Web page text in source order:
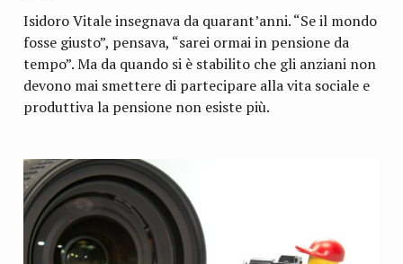
Isidoro Vitale insegnava da quarant’anni. “Se il mondo
fosse giusto”, pensava, “sarei ormai in pensione da
tempo”. Ma da quando si è stabilito che gli anziani non
devono mai smettere di partecipare alla vita sociale e
produttiva la pensione non esiste più.